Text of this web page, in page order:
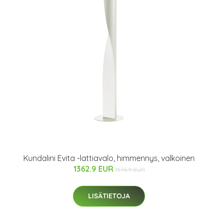
Kundalini Evita -lattiavalo, himmennys, valkoinen
1362.9 EUR 1576.9 EUR
LISÄTIETOJA